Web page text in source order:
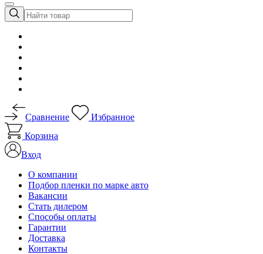
Сравнение
Избранное
Корзина
Вход
О компании
Подбор пленки по марке авто
Вакансии
Стать дилером
Способы оплаты
Гарантии
Доставка
Контакты